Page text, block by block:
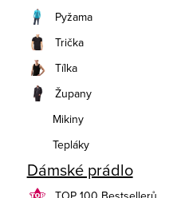
a
n
e
Pyžama
Trička
Tílka
Župany
Mikiny
Tepláky
Dámské prádlo